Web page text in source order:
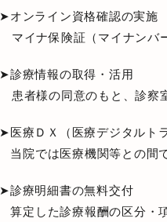
➤オンライン資格確認の実施
マイナ保険証（マイナンバ
➤診療情報の取得・活用
患者様の同意のもと、診察
➤医療ＤＸ（医療デジタルト
当院では医療機関等との間
➤診療明細書の無料交付
算定した診療報酬の区分・